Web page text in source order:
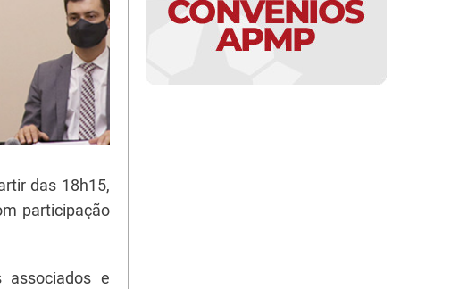
das 18h15,
participação
associados e